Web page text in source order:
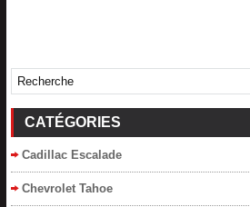
CATÉGORIES
Cadillac Escalade
Chevrolet Tahoe